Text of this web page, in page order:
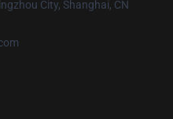
City, Shanghai, CN